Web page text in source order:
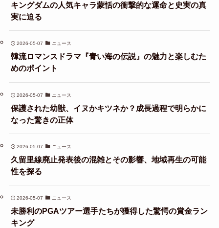
キングダムの人気キャラ蒙恬の衝撃的な運命と史実の真
実に迫る
2026-05-07 ニュース
韓流ロマンスドラマ『青い海の伝説』の魅力と楽しむた
めのポイント
2026-05-07 ニュース
保護された幼獣、イヌかキツネか？成長過程で明らかに
なった驚きの正体
2026-05-07 ニュース
久留里線廃止発表後の混雑とその影響、地域再生の可能
性を探る
2026-05-07 ニュース
未勝利のPGAツアー選手たちが獲得した驚愕の賞金ラン
キング